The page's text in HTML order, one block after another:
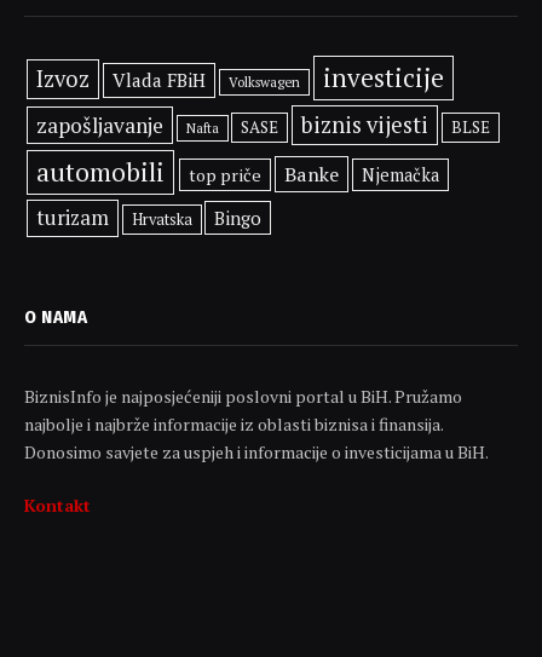
Izvoz Vlada FBiH Volkswagen investicije
zapošljavanje Nafta SASE biznis vijesti BLSE
automobili top priče Banke Njemačka
turizam Hrvatska Bingo
O NAMA
BiznisInfo je najposjećeniji poslovni portal u BiH. Pružamo
najbolje i najbrže informacije iz oblasti biznisa i finansija.
Donosimo savjete za uspjeh i informacije o investicijama u BiH.
Kontakt